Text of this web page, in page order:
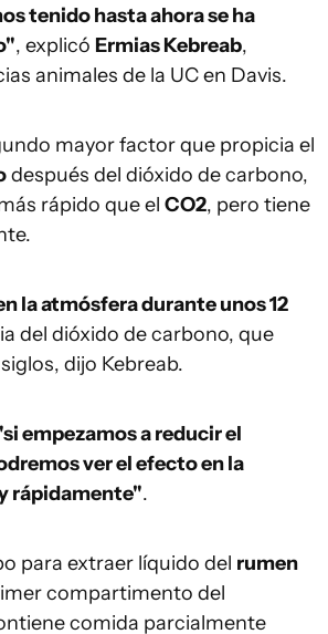
tenido hasta ahora se ha
, explicó Ermias Kebreab,
animales de la UC en Davis.
mayor factor que propicia el
después del dióxido de carbono,
rápido que el CO2, pero tiene
la atmósfera durante unos 12
del dióxido de carbono, que
dijo Kebreab.
empezamos a reducir el
ver el efecto en la
rápidamente".
para extraer líquido del rumen
compartimento del
comida parcialmente